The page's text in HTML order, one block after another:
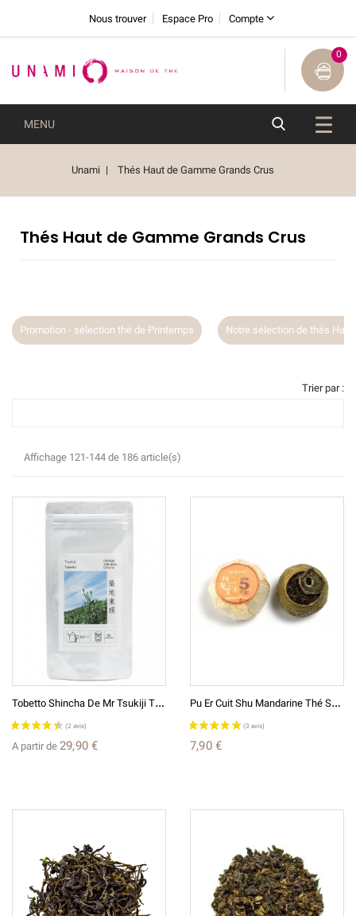
Nous trouver Espace Pro Compte
0
MENU
Unami Thés Haut de Gamme Grands Crus
Thés Haut de Gamme Grands Crus
Promotion - sélection thé de Printemps Notre sélection de thés
Trier par :
Affichage 121-144 de 186 article(s)
T
Obetto Shincha De Mr Tsukiji Thé Vert Japonais D'exception
A partir de 29,90 €
P
U Er Cuit Shu Mandarine Thé Sombre De Chine
7,90 €